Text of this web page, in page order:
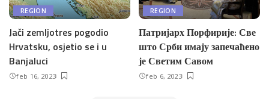
REGION
Jači zemljotres pogodio
Hrvatsku, osjetio se i u
Banjaluci
feb 16, 2023
REGION
Патријарх Порфирије: Све
што Срби имају запечаћено
је Светим Савом
feb 6, 2023